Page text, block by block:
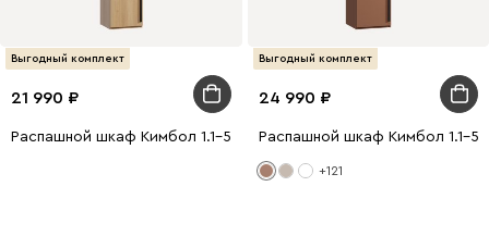
Выгодный комплект
21 990
Распашной шкаф Кимбол 1.1-50x300 Дуб Барбера
Выгодный комплект
24 990
Распашной шкаф Кимбол 1.1-
+121